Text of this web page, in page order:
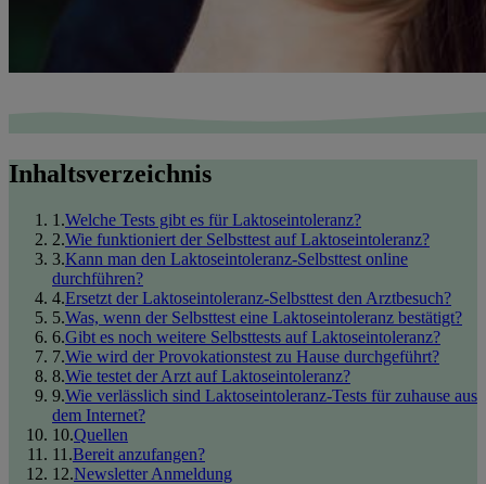
Inhaltsverzeichnis
1 .Welche Tests gibt es für Laktoseintoleranz?
2.Wie funktioniert der Selbsttest auf Laktoseintoleranz?
3.Kann man den Laktoseintoleranz-Selbsttest online
durchführen?
4.Ersetzt der Laktoseintoleranz-Selbsttest den Arztbesuch?
5.Was, wenn der Selbsttest eine Laktoseintoleranz bestätigt?
6.Gibt es noch weitere Selbsttests auf Laktoseintoleranz?
7.Wie wird der Provokationstest zu Hause durchgeführt?
8.Wie testet der Arzt auf Laktoseintoleranz?
9.Wie verlässlich sind Laktoseintoleranz-Tests für zuhause aus
dem Internet?
10.Quellen
11 .Bereit anzufangen?
12.Newsletter Anmeldung